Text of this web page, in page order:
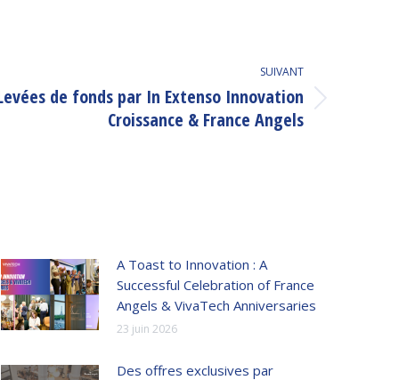
SUIVANT
de fonds par In Extenso Innovation
Croissance & France Angels
A Toast to Innovation : A
Successful Celebration of France
Angels & VivaTech Anniversaries
23 juin 2026
Des offres exclusives par